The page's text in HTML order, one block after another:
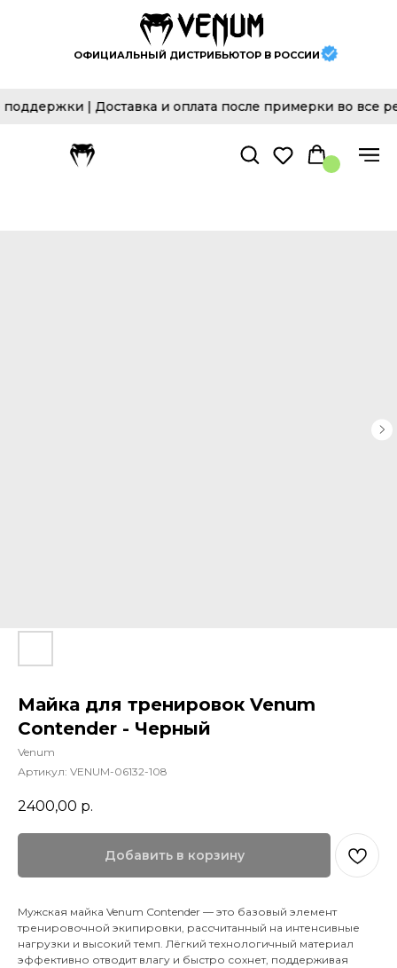
ОФИЦИАЛЬНЫЙ ДИСТРИБЬЮТОР В РОССИИ
| Доставка и оплата после примерки во все
Майка для тренировок Venum
Contender - Черный
Venum
Артикул: VENUM-06132-108
2400,00 р.
Добавить в корзину
Мужская майка Venum Contender — это базовый элемент
тренировочной экипировки, рассчитанный на интенсивные
нагрузки и высокий темп. Лёгкий технологичный материал
эффективно отводит влагу и быстро сохнет, поддерживая